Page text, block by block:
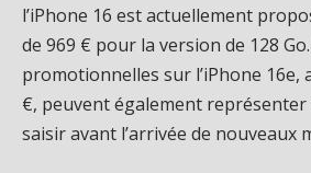
l’iPhone 16 est actuellement
de 969 € pour la version de 128
promotionnelles sur l’iPhone 16e,
€, peuvent également
saisir avant l’arrivée de nouveaux